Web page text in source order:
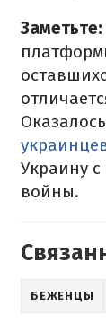
Заметьте:
Украину
войны.
БЕЖЕНЦЫ